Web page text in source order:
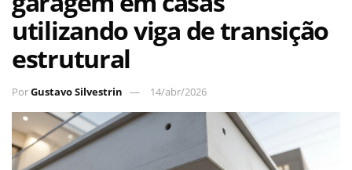
utilizando viga de transição
estrutural
PorGustavo Silvestrin 14/abr/2026